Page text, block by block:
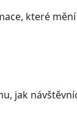
které
jak